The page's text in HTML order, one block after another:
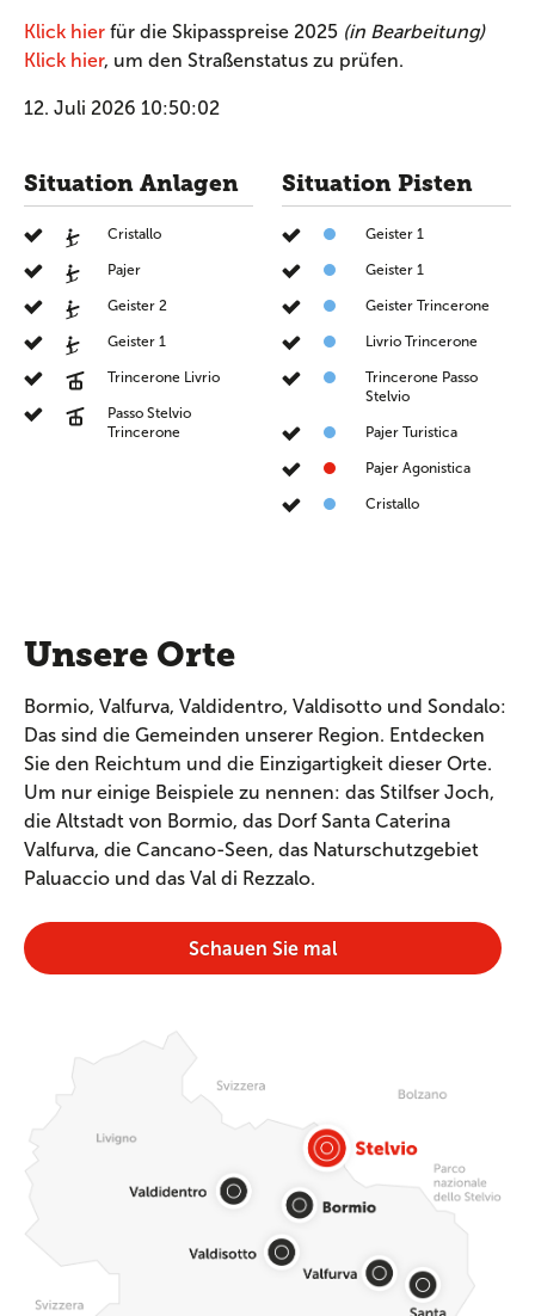
Klick hier für die Skipasspreise 2025 (in Bearbeitung)
Klick hier, um den Straßenstatus zu prüfen.
12. Juli 2026 10:50:02
Situation Anlagen
Cristallo
Pajer
Geister 2
Geister 1
Trincerone Livrio
Passo Stelvio
Trincerone
Situation Pisten
Geister 1
Geister 1
Geister Trincerone
Livrio Trincerone
Trincerone Passo
Stelvio
Pajer Turistica
Pajer Agonistica
Cristallo
Unsere Orte
Bormio, Valfurva, Valdidentro, Valdisotto und Sondalo:
Das sind die Gemeinden unserer Region. Entdecken
Sie den Reichtum und die Einzigartigkeit dieser Orte.
Um nur einige Beispiele zu nennen: das Stilfser Joch,
die Altstadt von Bormio, das Dorf Santa Caterina
Valfurva, die Cancano-Seen, das Naturschutzgebiet
Paluaccio und das Val di Rezzalo.
Schauen Sie mal